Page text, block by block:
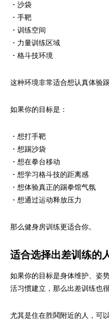
・沙袋
・手靶
・训练空间
・力量训练区域
・格斗技环境
这种环境非常适合想认真体验踢
如果你的目标是：
・想打手靶
・想踢沙袋
・想在拳台移动
・想学习格斗技的距离感
・想体验真正的踢拳馆气氛
・想通过运动释放压力
那么健身房训练更适合你。
适合选择出差训练的
如果你的目标是身体维护、姿
活习惯建立，那么出差训练也很
尤其是住在胜鬨附近的人，可